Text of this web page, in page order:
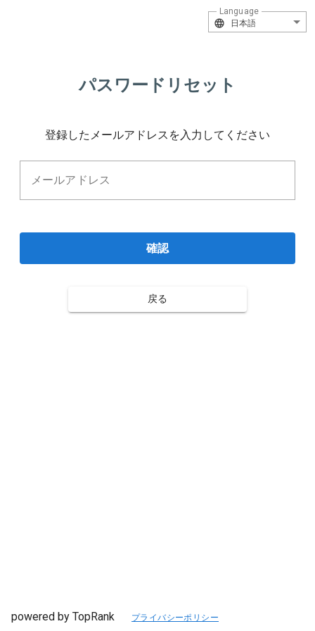
日本語
Language
パスワードリセット
登録したメールアドレスを入力してください
メールアドレス
確認
戻る
powered by TopRank プライバシーポリシー